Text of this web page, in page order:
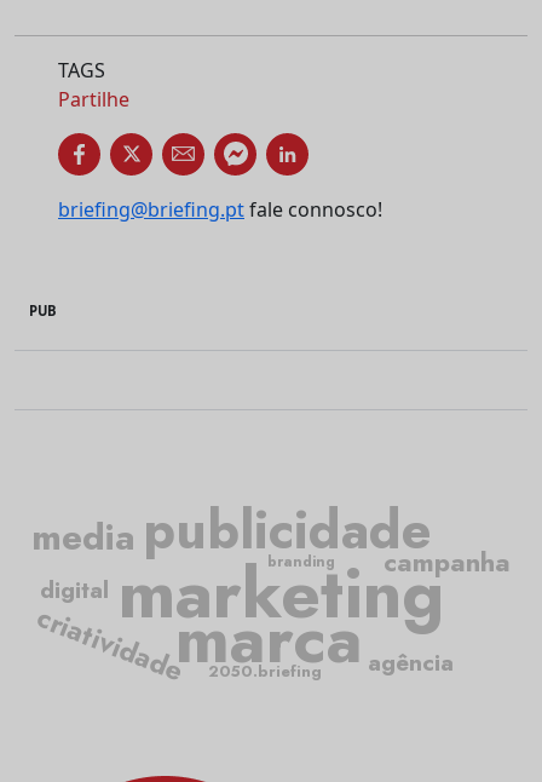
TAGS
Partilhe
briefing@briefing.ptfale connosco!
PUB
marketing
publicidade
marca
criatividade
campanha
media
agência
digital
2050.briefing
branding